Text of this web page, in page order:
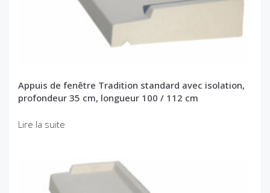
Appuis de fenêtre Tradition standard avec isolation,
profondeur 35 cm, longueur 100 / 112 cm
Lire la suite